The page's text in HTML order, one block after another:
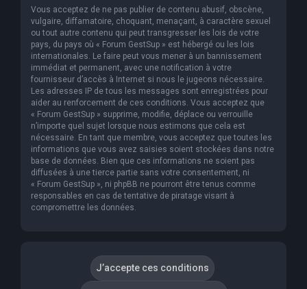
Vous acceptez de ne pas publier de contenu abusif, obscène,
vulgaire, diffamatoire, choquant, menaçant, à caractère sexuel
ou tout autre contenu qui peut transgresser les lois de votre
pays, du pays où « Forum GestSup » est hébergé ou les lois
internationales. Le faire peut vous mener à un bannissement
immédiat et permanent, avec une notification à votre
fournisseur d’accès à Internet si nous le jugeons nécessaire.
Les adresses IP de tous les messages sont enregistrées pour
aider au renforcement de ces conditions. Vous acceptez que
« Forum GestSup » supprime, modifie, déplace ou verrouille
n’importe quel sujet lorsque nous estimons que cela est
nécessaire. En tant que membre, vous acceptez que toutes les
informations que vous avez saisies soient stockées dans notre
base de données. Bien que ces informations ne soient pas
diffusées à une tierce partie sans votre consentement, ni
« Forum GestSup », ni phpBB ne pourront être tenus comme
responsables en cas de tentative de piratage visant à
compromettre les données.